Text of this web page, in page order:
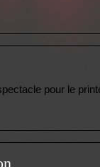
pour le